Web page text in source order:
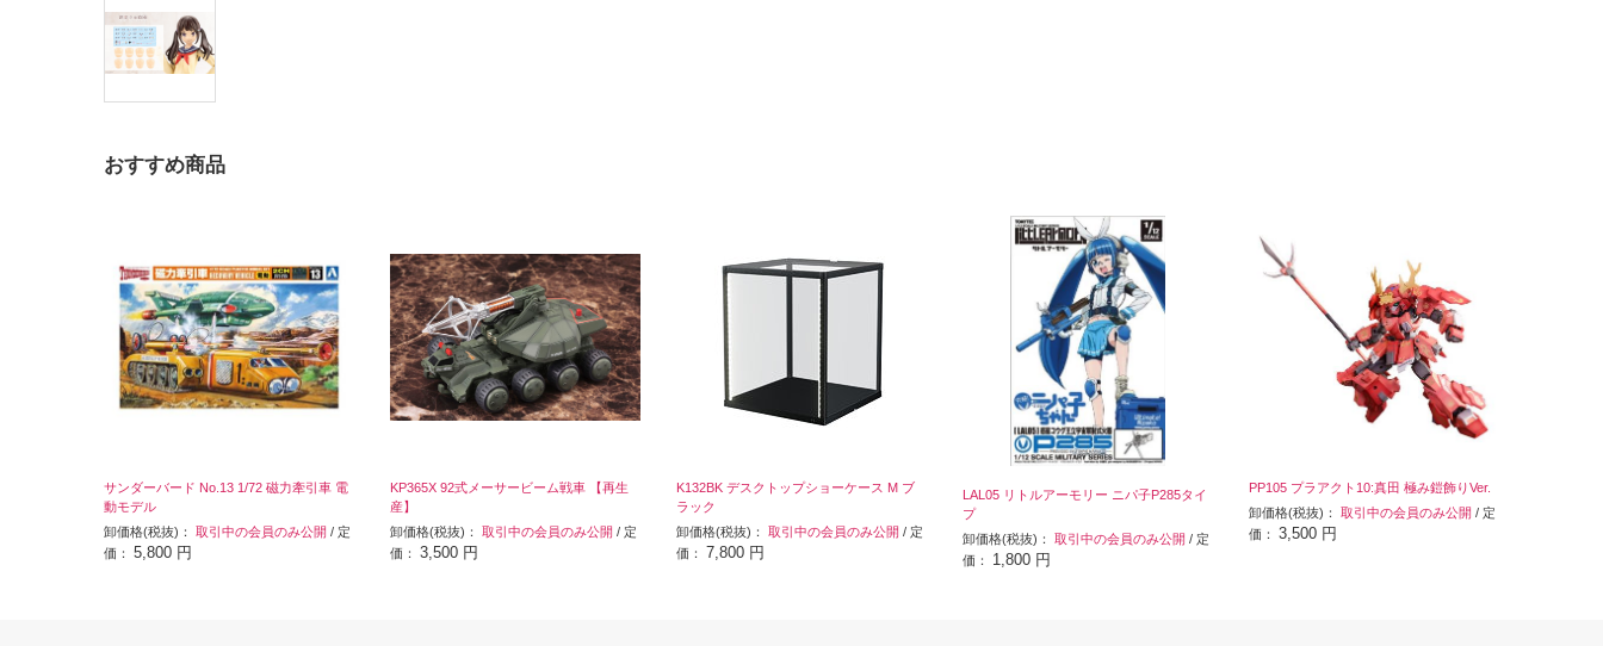
おすすめ商品
サンダーバード No.13 1/72 磁力牽引車 電
動モデル
卸価格(税抜)： 取引中の会員のみ公開 / 定
価： 5,800 円
KP365X 92式メーサービーム戦車 【再生
産】
卸価格(税抜)： 取引中の会員のみ公開 / 定
価： 3,500 円
K132BK デスクトップショーケース M ブ
ラック
卸価格(税抜)： 取引中の会員のみ公開 / 定
価： 7,800 円
LAL05 リトルアーモリー ニパ子P285タイ
プ
卸価格(税抜)： 取引中の会員のみ公開 / 定
価： 1,800 円
PP105 プラアクト10:真田 極み鎧飾りVer.
卸価格(税抜)： 取引中の会員のみ公開 / 定
価： 3,500 円